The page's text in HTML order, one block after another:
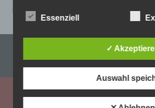
Impressum &
WordPress-Theme: Dynamic News
Widerruf genügt eine formlose
Recht auf Beschwerde bei der
Aufsichtsbehörde
Als Betroffener steht Ihnen im Falle
der zuständigen Aufsichtsbehörde
Aufsichtsbehörde bezüglich
Essenziell
✓
Auswahl